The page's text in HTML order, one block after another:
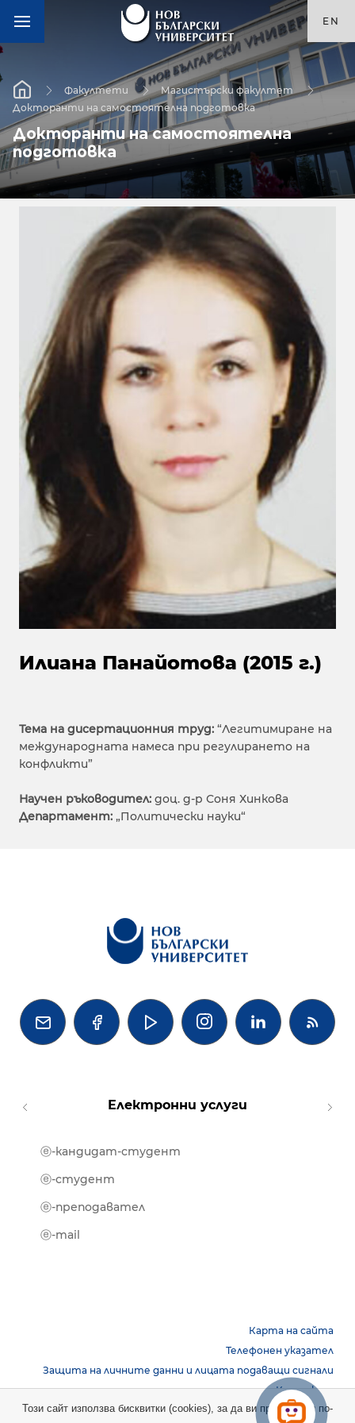
EN
Факултети
Магистърски факултет
Докторанти на самостоятелна подготовка
Докторанти на самостоятелна
подготовка
Илиана Панайотова (2015 г.)
Тема на дисертационния труд: “Легитимиране на
международната намеса при регулирането на
конфликти”
Научен ръководител: доц. д-р Соня Хинкова
Департамент: „Политически науки“
   
Електронни услуги
ⓔ-кандидат-студент
ⓔ-студент
ⓔ-преподавател
ⓔ-mail
Карта на сайта
Телефонен указател
Защита на личните данни и лицата подаващи сигнали
Контакти
Този сайт използва бисквитки (cookies), за да ви предостави по-